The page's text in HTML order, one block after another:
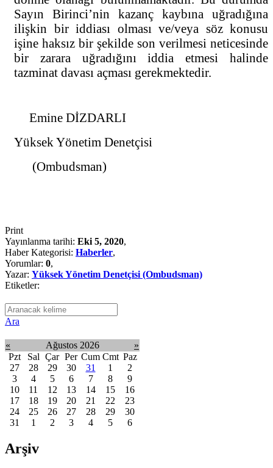
Sayın Birinci’nin kazanç kaybına uğradığına
ilişkin bir iddiası olması ve/veya söz konusu
işine haksız bir şekilde son verilmesi neticesinde
bir zarara uğradığını iddia etmesi halinde
tazminat davası açması gerekmektedir.
Emine DİZDARLI
Yüksek Yönetim Denetçisi
(Ombudsman)
Print
Yayınlanma tarihi: Eki 5, 2020,
Haber Kategorisi: Haberler,
Yorumlar: 0,
Yazar: Yüksek Yönetim Denetçisi (Ombudsman)
Etiketler:
Ara
« Ağustos 2026
»
Pzt
Sal Çar Per Cum Cmt Paz
27
28 29 30 31 1
2
3
4 5 6 7 8
9
10
11 12 13 14 15
16
17
18 19 20 21 22
23
24
25 26 27 28 29
30
31
1 2 3 4 5 6
Arşiv